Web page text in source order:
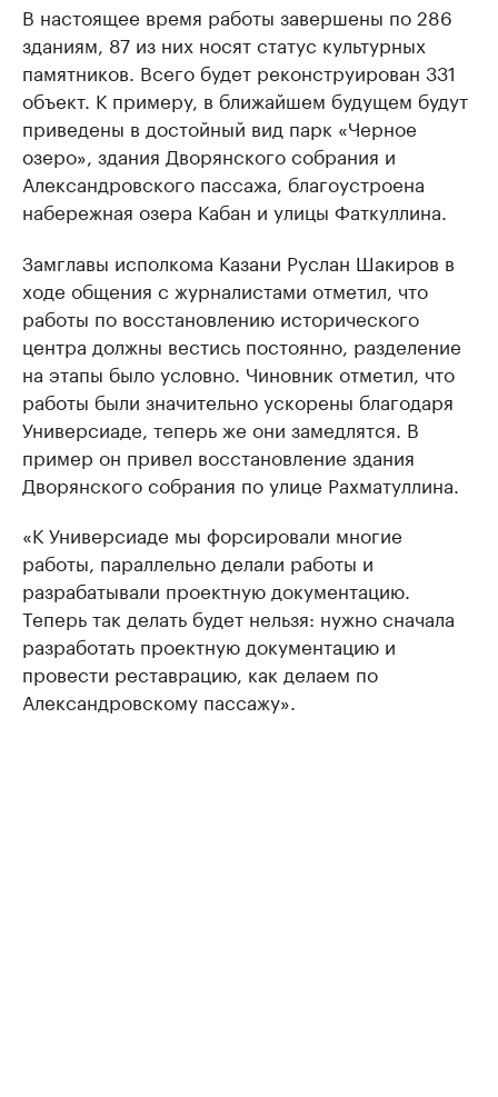
В настоящее время работы завершены по 286
зданиям, 87 из них носят статус культурных
памятников. Всего будет реконструирован 331
объект. К примеру, в ближайшем будущем будут
приведены в достойный вид парк «Черное
озеро», здания Дворянского собрания и
Александровского пассажа, благоустроена
набережная озера Кабан и улицы Фаткуллина.
Замглавы исполкома Казани Руслан Шакиров в
ходе общения с журналистами отметил, что
работы по восстановлению исторического
центра должны вестись постоянно, разделение
на этапы было условно. Чиновник отметил, что
работы были значительно ускорены благодаря
Универсиаде, теперь же они замедлятся. В
пример он привел восстановление здания
Дворянского собрания по улице Рахматуллина.
«К Универсиаде мы форсировали многие
работы, параллельно делали работы и
разрабатывали проектную документацию.
Теперь так делать будет нельзя: нужно сначала
разработать проектную документацию и
провести реставрацию, как делаем по
Александровскому пассажу».